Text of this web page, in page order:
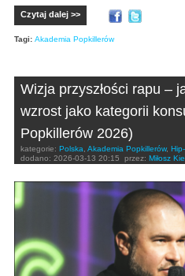
Czytaj dalej >>
Tagi: Akademia Popkillerów
Wizja przyszłości rapu –
wzrost jako kategorii
Popkillerów 2026)
kategorie: Polska Akademia Popkillerów,
dodano: 2026-03-13 20:15 przez: Miłosz